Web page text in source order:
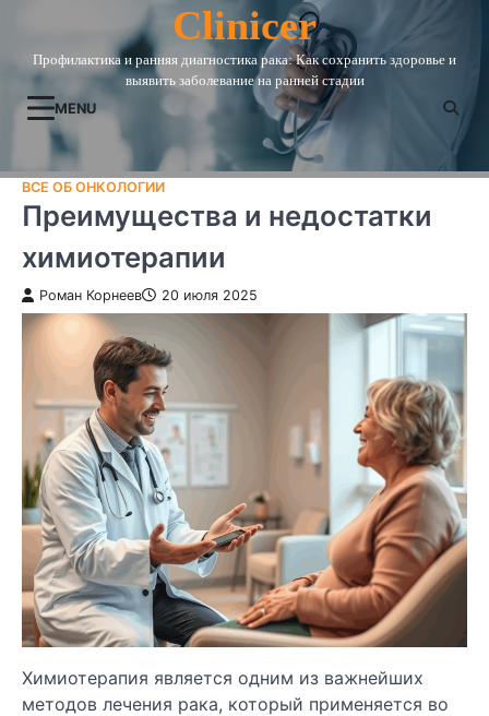
content
Clinicer
Профилактика и ранняя диагностика рака: Как сохранить здоровье и
выявить заболевание на ранней стадии
MENU
ВСЕ ОБ ОНКОЛОГИИ
Преимущества и недостатки
химиотерапии
Роман Корнеев 20 июля 2025
Химиотерапия является одним из важнейших
методов лечения рака, который применяется во